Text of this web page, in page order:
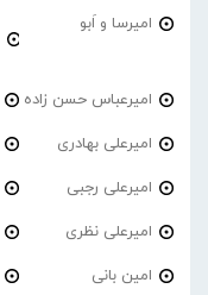
امیرسا و اَبو
امیرعباس حسن زاده
امیرعلی بهادری
امیرعلی رجبی
امیرعلی نظری
امین بانی